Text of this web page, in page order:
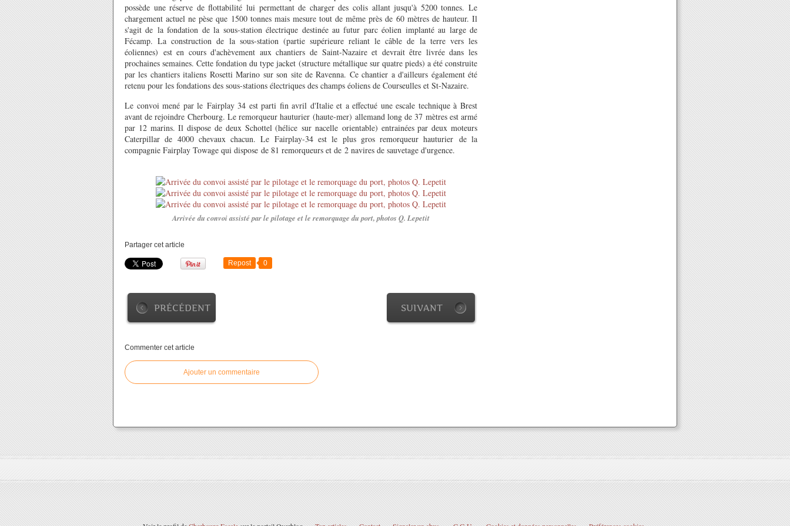
possède une réserve de flottabilité lui permettant de charger des colis allant jusqu'à 5200 tonnes. Le
chargement actuel ne pèse que 1500 tonnes mais mesure tout de même près de 60 mètres de hauteur. Il
s'agit de la fondation de la sous-station électrique destinée au futur parc éolien implanté au large de
Fécamp. La construction de la sous-station (partie supérieure reliant le câble de la terre vers les
éoliennes) est en cours d'achèvement aux chantiers de Saint-Nazaire et devrait être livrée dans les
prochaines semaines. Cette fondation du type jacket (structure métallique sur quatre pieds) a été construite
par les chantiers italiens Rosetti Marino sur son site de Ravenna. Ce chantier a d'ailleurs également été
retenu pour les fondations des sous-stations électriques des champs éoliens de Courseulles et St-Nazaire.
Le convoi mené par le Fairplay 34 est parti fin avril d'Italie et a effectué une escale technique à Brest
avant de rejoindre Cherbourg. Le remorqueur hauturier (haute-mer) allemand long de 37 mètres est armé
par 12 marins. Il dispose de deux Schottel (hélice sur nacelle orientable) entrainées par deux moteurs
Caterpillar de 4000 chevaux chacun. Le Fairplay-34 est le plus gros remorqueur hauturier de la
compagnie Fairplay Towage qui dispose de 81 remorqueurs et de 2 navires de sauvetage d'urgence.
Arrivée du convoi assisté par le pilotage et le remorquage du port, photos Q. Lepetit
Partager cet article
Repost 0
PRÉCÉDENT SUIVANT
Commenter cet article
Ajouter un commentaire